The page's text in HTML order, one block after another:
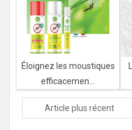
Éloignez les moustiques
efficacemen...
Article plus récent